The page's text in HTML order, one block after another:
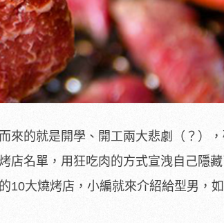
來的就是開學、開工兩大悲劇（？）
店名單，用狂吃肉的方式宣洩自己隱
10大燒烤店，小編就來介紹給型男，